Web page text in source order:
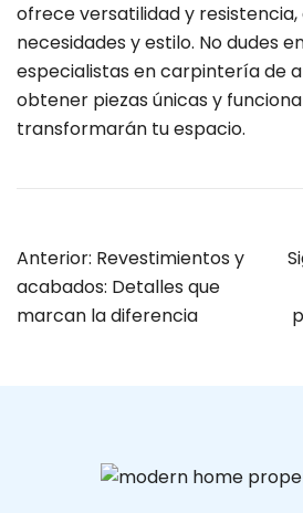
ofrece versatilidad y
necesidades y estilo. No dudes
especialistas en carpintería de
obtener piezas únicas y
transformarán tu espacio.
Anterior: Revestimientos y
acabados: Detalles que
marcan la diferencia